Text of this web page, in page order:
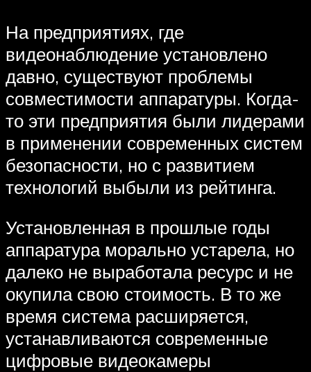
На предприятиях, где
видеонаблюдение установлено
давно, существуют проблемы
совместимости аппаратуры. Когда-
то эти предприятия были лидерами
в применении современных систем
безопасности, но с развитием
технологий выбыли из рейтинга.
Установленная в прошлые годы
аппаратура морально устарела, но
далеко не выработала ресурс и не
окупила свою стоимость. В то же
время система расширяется,
устанавливаются современные
цифровые видеокамеры